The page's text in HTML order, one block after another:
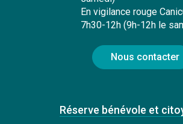
En vigilance rouge
7h30-12h (9h-12h le
Nous contacter
Réserve bénévole et